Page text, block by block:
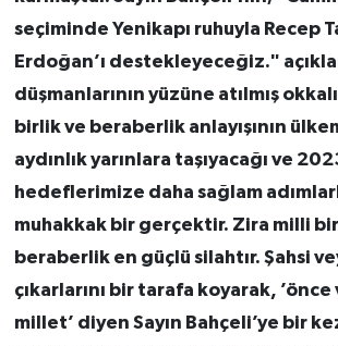
seçiminde Yenikapı ruhuyla Recep
Erdoğan’ı destekleyeceğiz."
düşmanlarının yüzüne atılmış
birlik ve beraberlik anlayışının
aydınlık yarınlara taşıyacağı ve
hedeflerimize daha sağlam
muhakkak bir gerçektir. Zira milli
beraberlik en güçlü silahtır. Şahsi
çıkarlarını bir tarafa koyarak, ’önce
millet’ diyen Sayın Bahçeli’ye bir